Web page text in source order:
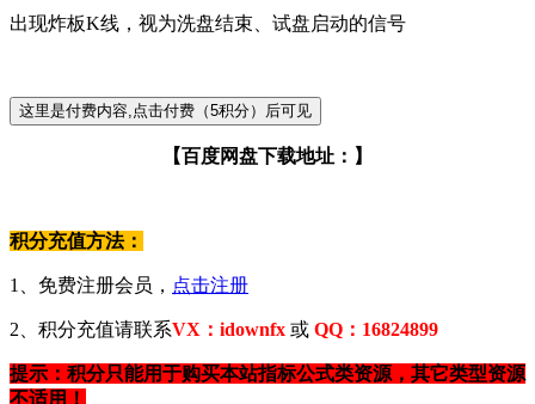
出现炸板K线，视为洗盘结束、试盘启动的信号
【百度网盘下载地址：】
积分充值方法：
1、免费注册会员， 点击注册
2、积分充值请联系VX：idownfx 或 QQ：16824899
提示：积分只能用于购买本站指标公式类资源，其它类型资源
不适用！